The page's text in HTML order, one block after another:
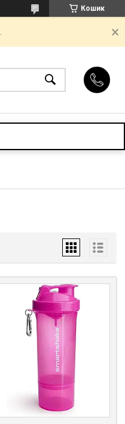
Кошик